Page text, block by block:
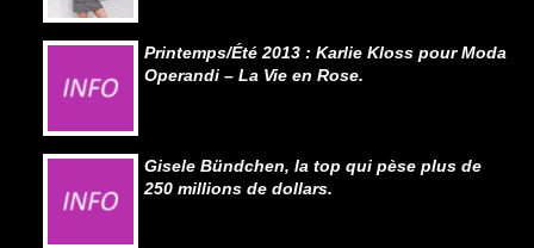
Printemps/Été 2013 : Karlie Kloss pour Moda
Operandi – La Vie en Rose.
Gisele Bündchen, la top qui pèse plus de
250 millions de dollars.